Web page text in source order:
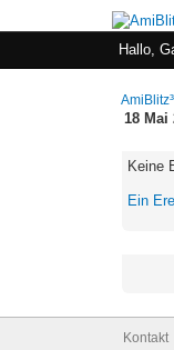
Hallo,
AmiBlitz³
18 Mai
Keine
Ein
Kontakt